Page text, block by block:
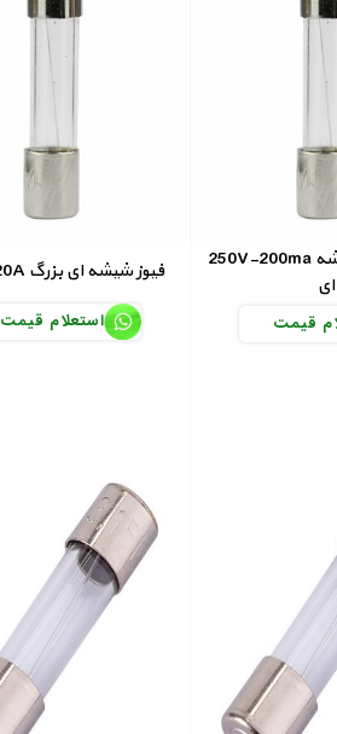
250V-200ma فیوز کوچیک شیشه
ای
قیمت
250V-20A فیوز شیشه ای بزرگ
استعلام قیمت